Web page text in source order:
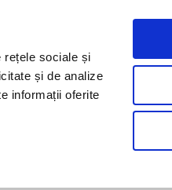
rețele sociale și
și de analize
informații oferite